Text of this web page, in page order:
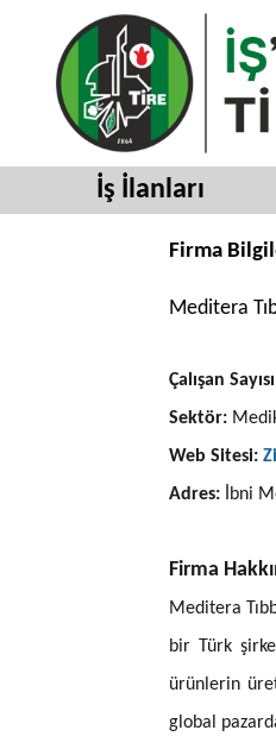
İş İlanları
Firma
Meditera
Çalışan
Sektör:
Web Sitesi:
Adres: İbni
Firma
Meditera
bir Türk
ürünlerin
global